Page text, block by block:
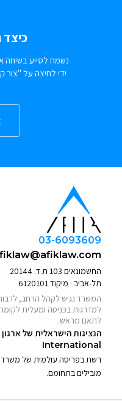
כיצד
נשמח לסייע בשיחה
ידי לחיצה על
03-6093609
החשמונאים 103 ת.ד. 20144
תל-אביב · מיקוד 6120101
המשרד נגיש לקהל הרחב, לרבות
למדרגות בכניסה ומעלית
לתאם מראש.
הנציגות הישראלית של ארגון
International
רשת בפריסה עולמית של משרדי
מובילים בתחומם.